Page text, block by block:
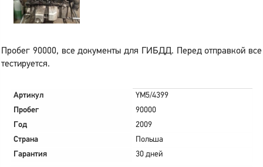
Пробег 90000, все документы для ГИБДД. Перед отправкой все
тестируется.
Артикул
YM5/4399
Пробег
90000
Год
2009
Страна
Польша
Гарантия
30 дней